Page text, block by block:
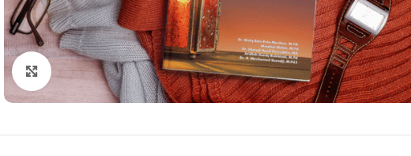
Click to enlarge